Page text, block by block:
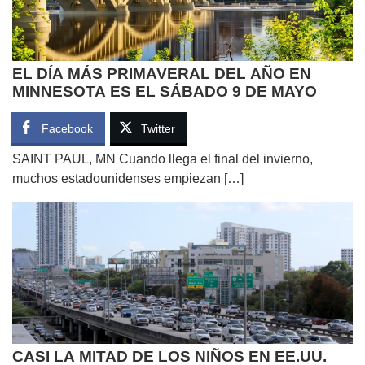
EL DÍA MÁS PRIMAVERAL DEL AÑO EN
MINNESOTA ES EL SÁBADO 9 DE MAYO
Facebook Twitter
SAINT PAUL, MN Cuando llega el final del invierno,
muchos estadounidenses empiezan […]
CASI LA MITAD DE LOS NIÑOS EN EE.UU.